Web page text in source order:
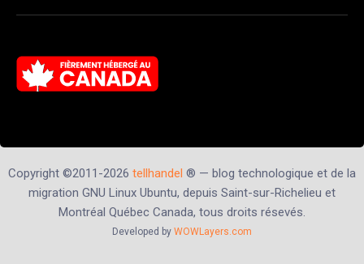
Copyright ©2011-2026 tellhandel ® — blog technologique et de la
migration GNU Linux Ubuntu, depuis Saint-sur-Richelieu et
Montréal Québec Canada, tous droits résevés.
Developed by WOWLayers.com